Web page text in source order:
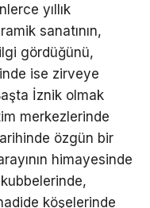
yıllık
sanatının,
gördüğünü,
ise zirveye
İznik olmak
merkezlerinde
özgün bir
himayesinde
köşelerinde